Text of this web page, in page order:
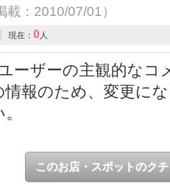
：2010/07/01）
現在： 0人
ーザーの主観的なコ
情報のため、変更に
このお店・スポットのク